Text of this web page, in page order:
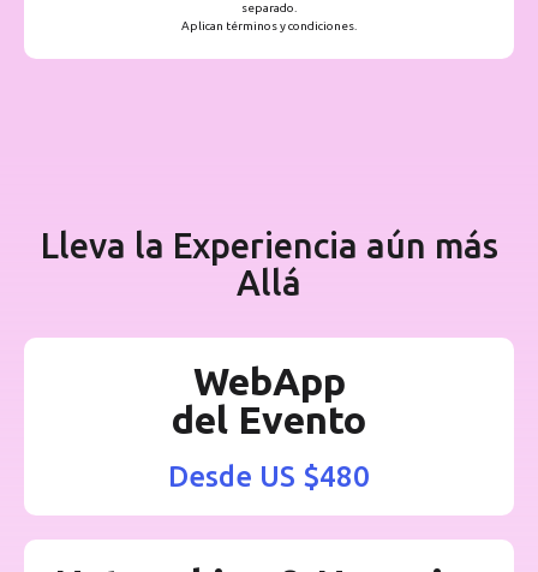
separado.
Aplican términos y condiciones.
Lleva la Experiencia aún más
Allá
WebApp
del Evento
Desde US $480